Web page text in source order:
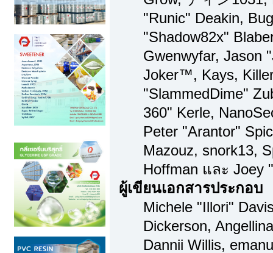
"Runic" Deakin,
"Shadow82x"
Gwenwyfar, Jason
Joker™, Kays,
"SlammedDime"
360" Kerle,
Peter "Arantor"
Mazouz, snork13,
Hoffman และ Joey
ผู้เขียนเอกสารประกอบ
Michele "Illori"
Dickerson,
Dannii Willis,